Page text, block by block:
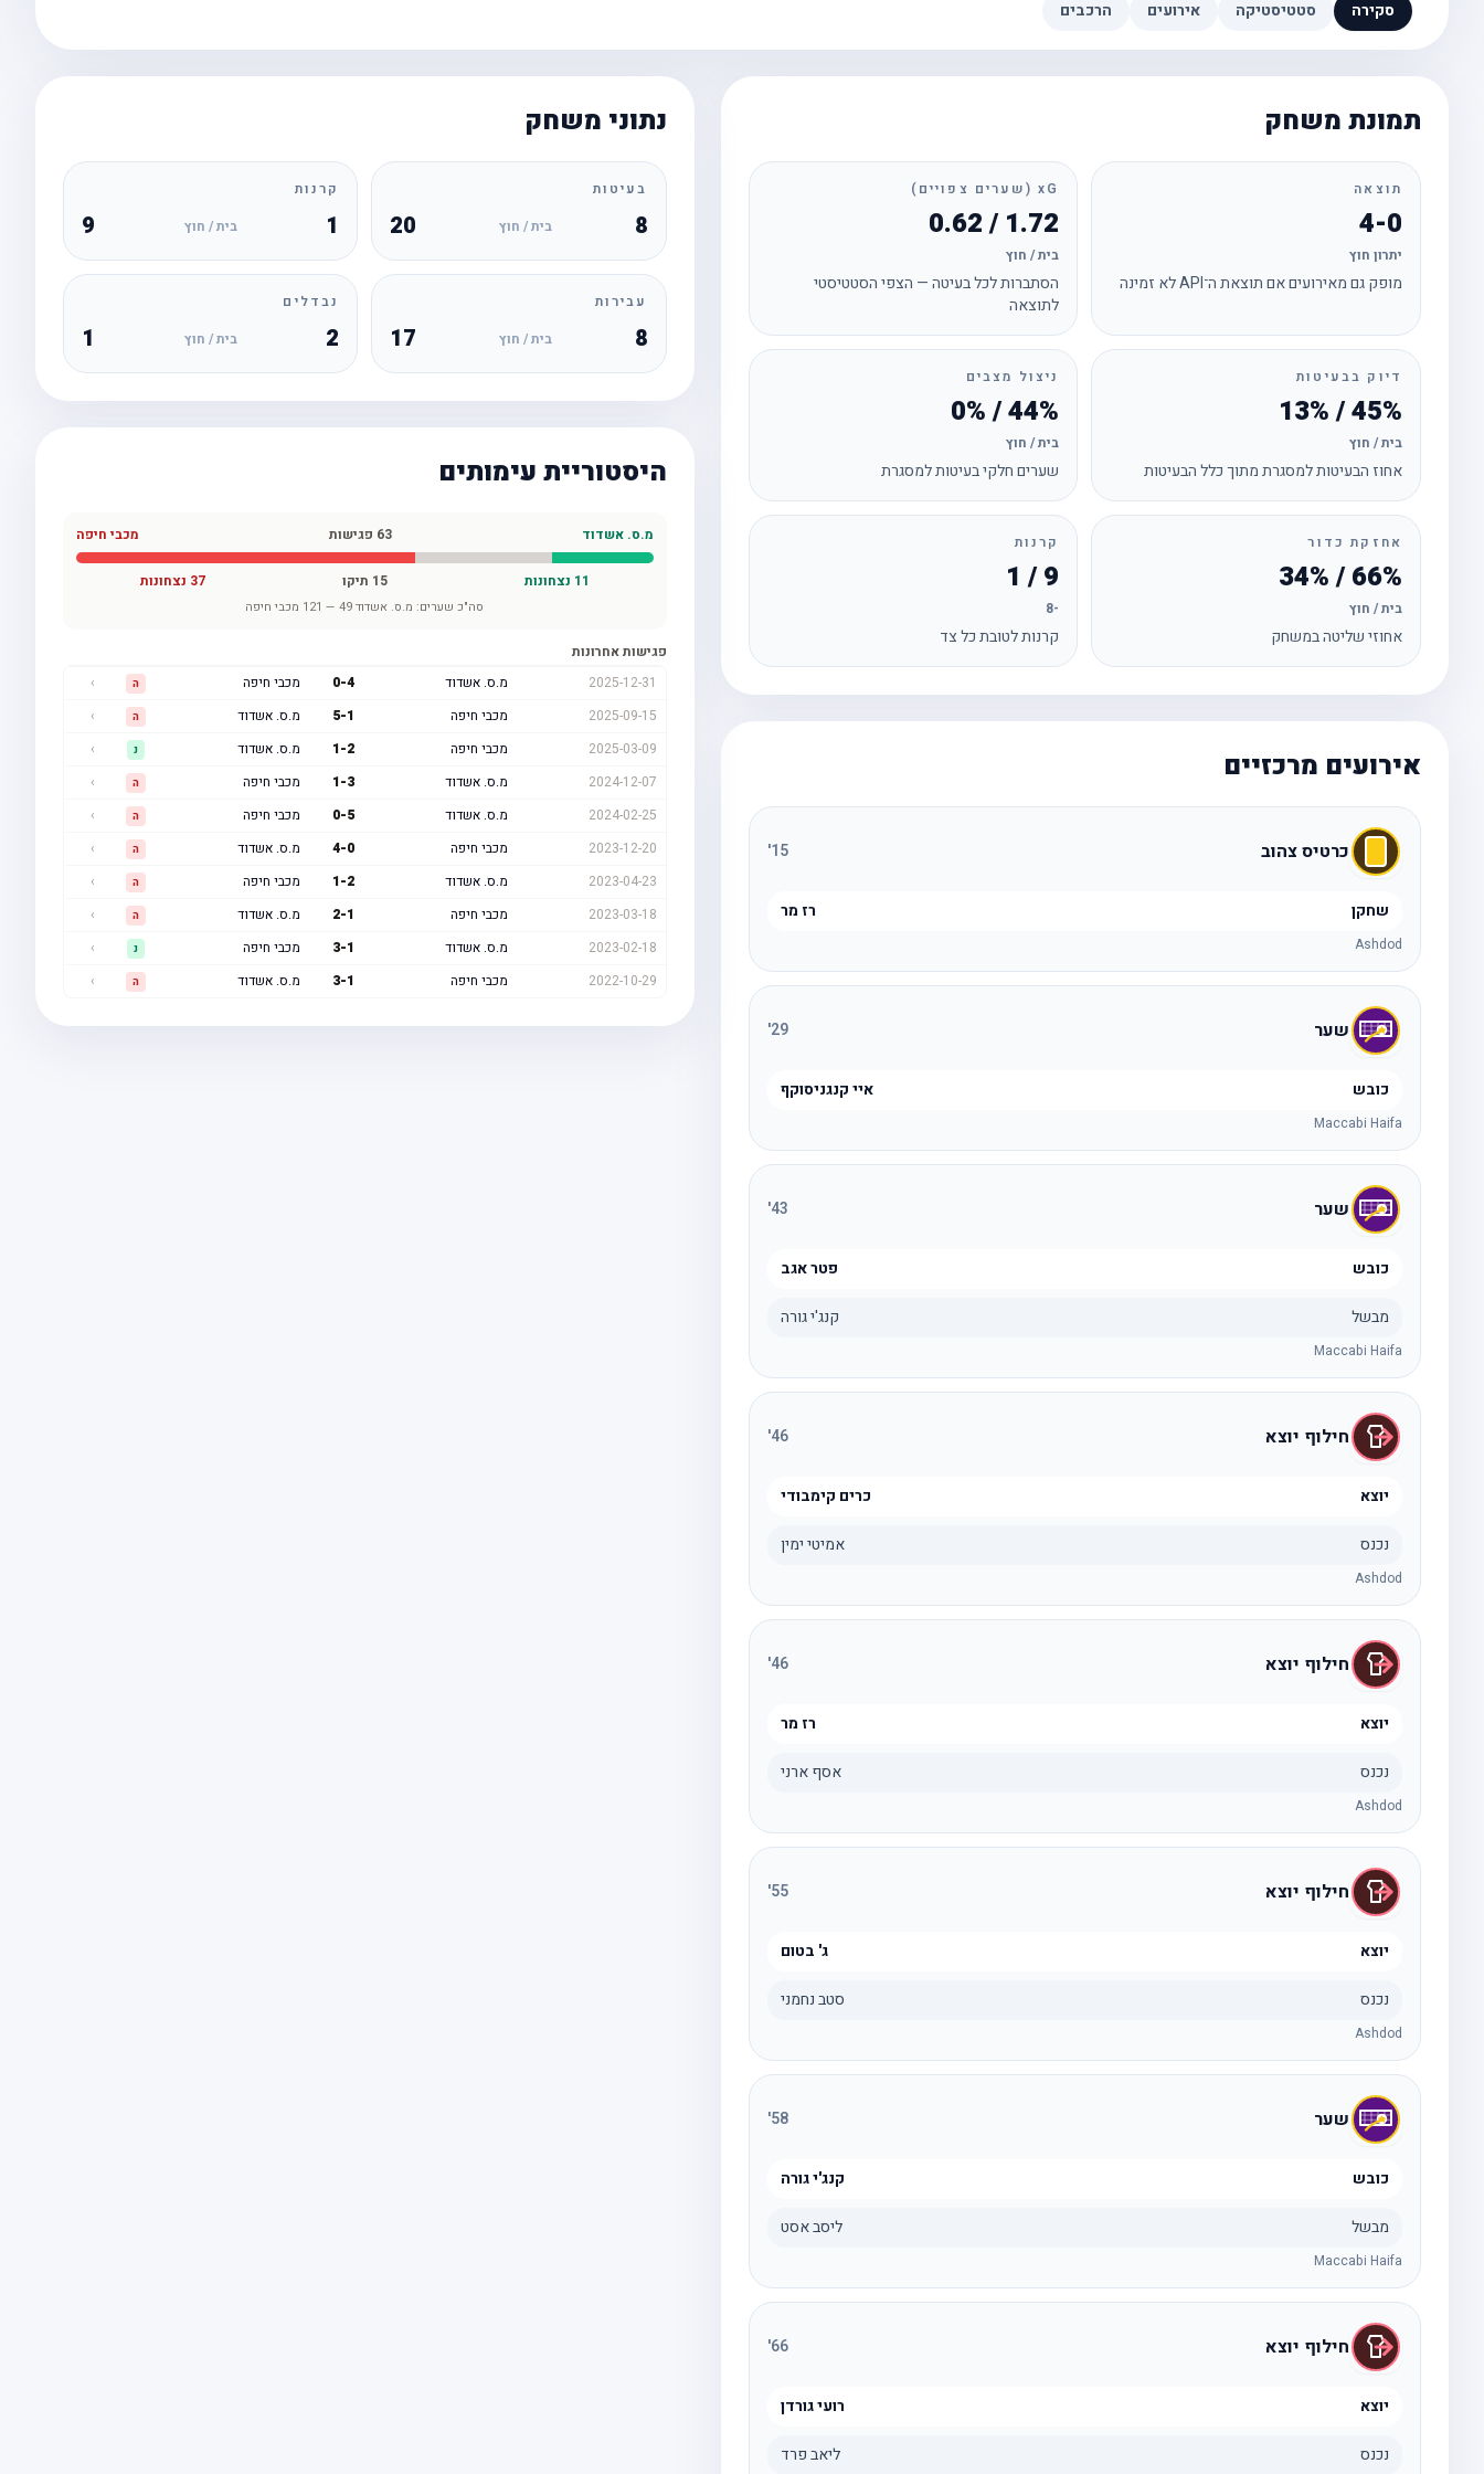
סקירה סטטיסטיקה אירועים הרכבים
תמונת משחק
תוצאה
4-0
יתרון חוץ
מופק גם מאירועים אם תוצאת ה־API לא זמינה
xG (שערים צפויים)
1.72 / 0.62
בית / חוץ
הסתברות לכל בעיטה — הצפי הסטטיסטי
לתוצאה
דיוק בבעיטות
45% / 13%
בית / חוץ
אחוז הבעיטות למסגרת מתוך כלל הבעיטות
ניצול מצבים
44% / 0%
בית / חוץ
שערים חלקי בעיטות למסגרת
אחזקת כדור
66% / 34%
בית / חוץ
אחוזי שליטה במשחק
קרנות
9 / 1
-8
קרנות לטובת כל צד
אירועים מרכזיים
כרטיס צהוב 15
'
שחקן רז מר
Ashdod
שער 29
'
כובש איי קנגניסוקף
Maccabi Haifa
שער 43
'
כובש פטר אגב
מבשל קנג'י גורה
Maccabi Haifa
חילוף יוצא 46
'
יוצא כרים קימבודי
נכנס אמיטי ימין
Ashdod
חילוף יוצא 46
'
יוצא רז מר
נכנס אסף ארני
Ashdod
חילוף יוצא 55
'
יוצא ג' בטום
נכנס סטב נחמני
Ashdod
שער 58
'
כובש קנג'י גורה
מבשל ליסב אסט
Maccabi Haifa
חילוף יוצא 66
'
יוצא רועי גורדן
נכנס ליאב פרד
נתוני משחק
בעיטות
8 בית / חוץ 20
קרנות
1 בית / חוץ 9
עבירות
8 בית / חוץ 17
נבדלים
2 בית / חוץ 1
היסטוריית עימותים
מ.ס. אשדוד 63 פגישות מכבי חיפה
11 נצחונות 15 תיקו 37 נצחונות
סה"כ שערים: מ.ס. אשדוד49
—
121 מכבי חיפה
פגישות אחרונות
2025-12-31
מ.ס. אשדוד 0-4 מכבי חיפה ה
›
2025-09-15
מכבי חיפה 5-1 מ.ס. אשדוד ה
›
2025-03-09
מכבי חיפה 1-2 מ.ס. אשדוד נ
›
2024-12-07
מ.ס. אשדוד 1-3 מכבי חיפה ה
›
2024-02-25
מ.ס. אשדוד 0-5 מכבי חיפה ה
›
2023-12-20
מכבי חיפה 4-0 מ.ס. אשדוד ה
›
2023-04-23
מ.ס. אשדוד 1-2 מכבי חיפה ה
›
2023-03-18
מכבי חיפה 2-1 מ.ס. אשדוד ה
›
2023-02-18
מ.ס. אשדוד 3-1 מכבי חיפה נ
›
2022-10-29
מכבי חיפה 3-1 מ.ס. אשדוד ה ›